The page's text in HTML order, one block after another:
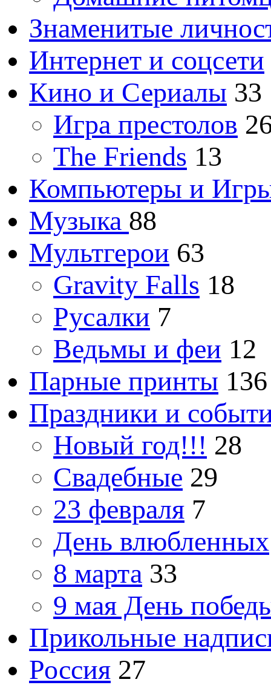
Знаменитые
Интернет и соцсети
Кино и Сериалы 33
Игра престолов
The Friends 13
Компьютеры и
Музыка 88
Мультгерои 63
Gravity Falls 18
Русалки 7
Ведьмы и феи 12
Парные принты 136
Праздники и
Новый год!!! 28
Свадебные 29
23 февраля 7
День влюбленных
8 марта 33
9 мая День
Прикольные
Россия 27